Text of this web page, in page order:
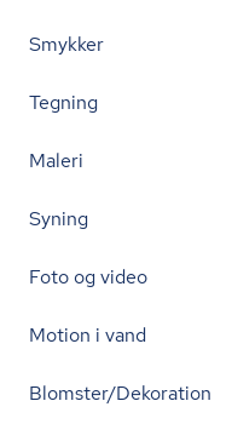
Smykker
Tegning
Maleri
Syning
Foto og video
Motion i vand
Blomster/Dekoration